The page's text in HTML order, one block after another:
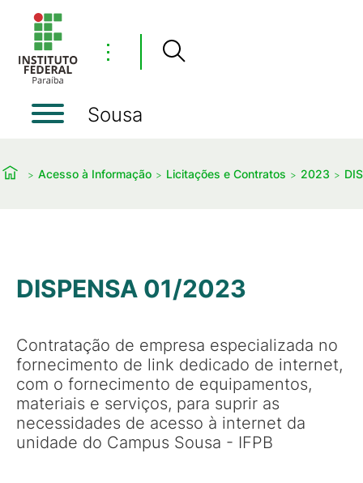
⋮
Sousa
Acesso à Informação Licitações e Contratos 2023
DISPENSA 01/2023
Contratação de empresa especializada no
fornecimento de link dedicado de internet,
com o fornecimento de equipamentos,
materiais e serviços, para suprir as
necessidades de acesso à internet da
unidade do Campus Sousa - IFPB